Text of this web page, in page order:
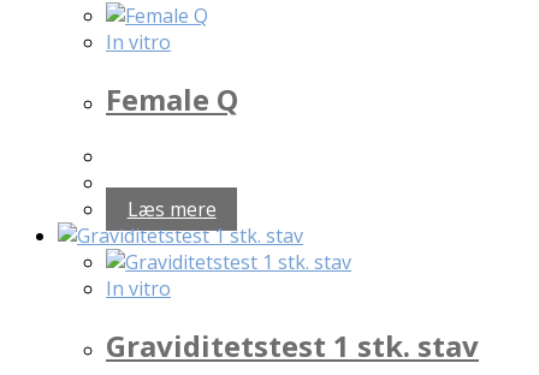
In vitro
Female Q
Læs mere
In vitro
Graviditetstest 1 stk. stav